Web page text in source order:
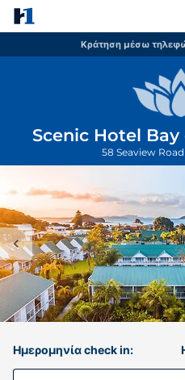
Κράτηση μέσω
Scenic Hotel
58 Seaview Road
Ημερομηνία check in: